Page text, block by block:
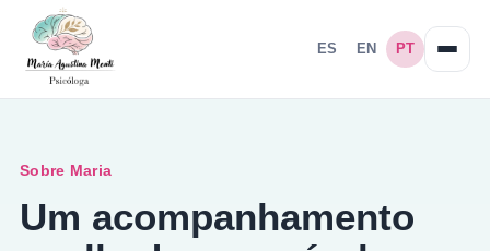
ES EN PT
Sobre Maria
Um acompanhamento